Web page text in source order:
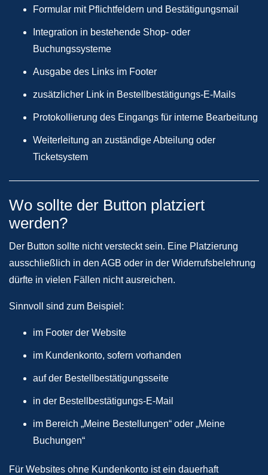
Formular mit Pflichtfeldern und Bestätigungsmail
Integration in bestehende Shop- oder
Buchungssysteme
Ausgabe des Links im Footer
zusätzlicher Link in Bestellbestätigungs-E-Mails
Protokollierung des Eingangs für interne Bearbeitung
Weiterleitung an zuständige Abteilung oder
Ticketsystem
Wo sollte der Button platziert
werden?
Der Button sollte nicht versteckt sein. Eine Platzierung
ausschließlich in den AGB oder in der Widerrufsbelehrung
dürfte in vielen Fällen nicht ausreichen.
Sinnvoll sind zum Beispiel:
im Footer der Website
im Kundenkonto, sofern vorhanden
auf der Bestellbestätigungsseite
in der Bestellbestätigungs-E-Mail
im Bereich „Meine Bestellungen“ oder „Meine
Buchungen“
Für Websites ohne Kundenkonto ist ein dauerhaft